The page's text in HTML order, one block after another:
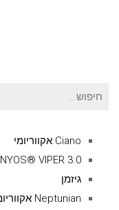
חיפוש
Ciano אקווריומי
NYOS® VIPER 3.0
גיזמן
Neptunian אקווריומי יוקרה נפטוליין